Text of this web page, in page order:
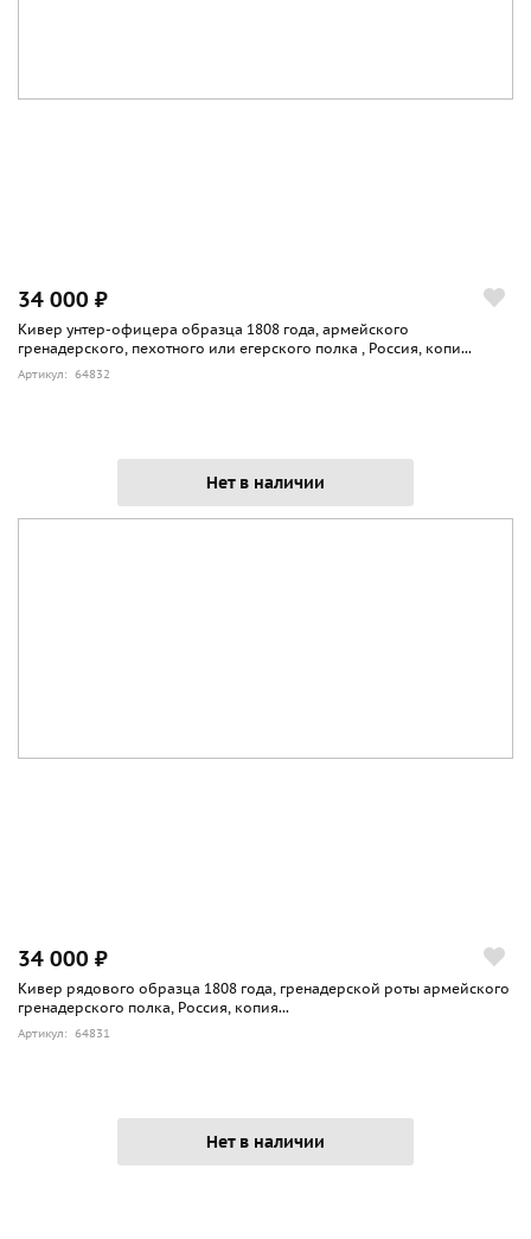
34 000 ₽
Кивер унтер-офицера образца 1808 года, армейского
гренадерского, пехотного или егерского полка , Россия, копи...
Артикул: 64832
Нет в наличии
34 000 ₽
Кивер рядового образца 1808 года, гренадерской роты армейского
гренадерского полка, Россия, копия...
Артикул: 64831
Нет в наличии